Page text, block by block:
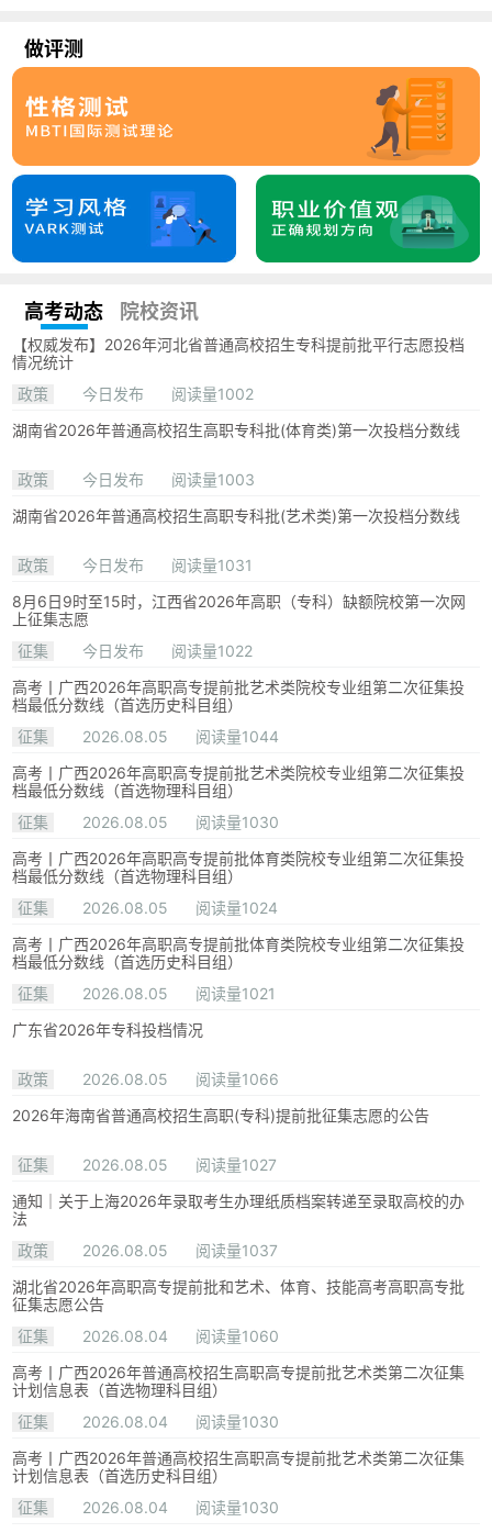
做评测
高考动态 院校资讯
【权威发布】2026年河北省普通高校招生专科提前批平行志愿投档
情况统计
政策
今日发布
阅读量1002
湖南省2026年普通高校招生高职专科批(体育类)第一次投档分数线
政策 今日发布
阅读量1003
湖南省2026年普通高校招生高职专科批(艺术类)第一次投档分数线
政策 今日发布
阅读量1031
8月6日9时至15时，江西省2026年高职（专科）缺额院校第一次网
上征集志愿
征集
今日发布
阅读量1022
高考丨广西2026年高职高专提前批艺术类院校专业组第二次征集投
档最低分数线（首选历史科目组）
征集
2026.08.05
阅读量1044
高考丨广西2026年高职高专提前批艺术类院校专业组第二次征集投
档最低分数线（首选物理科目组）
征集
2026.08.05
阅读量1030
高考丨广西2026年高职高专提前批体育类院校专业组第二次征集投
档最低分数线（首选物理科目组）
征集
2026.08.05
阅读量1024
高考丨广西2026年高职高专提前批体育类院校专业组第二次征集投
档最低分数线（首选历史科目组）
征集
2026.08.05
阅读量1021
广东省2026年专科投档情况
政策 2026.08.05
阅读量1066
2026年海南省普通高校招生高职(专科)提前批征集志愿的公告
征集 2026.08.05
阅读量1027
通知｜关于上海2026年录取考生办理纸质档案转递至录取高校的办
法
政策
2026.08.05
阅读量1037
湖北省2026年高职高专提前批和艺术、体育、技能高考高职高专批
征集志愿公告
征集
2026.08.04
阅读量1060
高考丨广西2026年普通高校招生高职高专提前批艺术类第二次征集
计划信息表（首选物理科目组）
征集
2026.08.04
阅读量1030
高考丨广西2026年普通高校招生高职高专提前批艺术类第二次征集
计划信息表（首选历史科目组）
征集
2026.08.04
阅读量1030